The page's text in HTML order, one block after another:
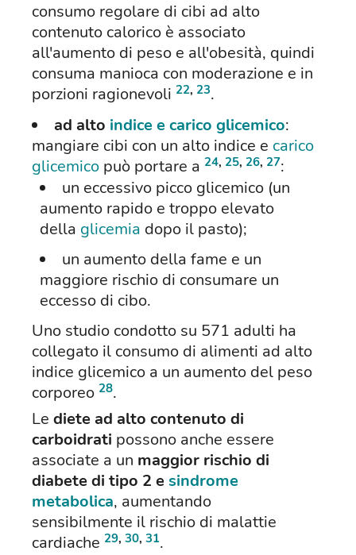
consumo regolare di cibi ad alto
contenuto calorico è associato
all'aumento di peso e all'obesità, quindi
consuma manioca con moderazione e in
porzioni ragionevoli 22, 23.
ad alto indice e carico glicemico:
mangiare cibi con un alto indice e carico
glicemico può portare a 24, 25, 26, 27:
un eccessivo picco glicemico (un
aumento rapido e troppo elevato
della glicemia dopo il pasto);
un aumento della fame e un
maggiore rischio di consumare un
eccesso di cibo.
Uno studio condotto su 571 adulti ha
collegato il consumo di alimenti ad alto
indice glicemico a un aumento del peso
corporeo 28.
Le diete ad alto contenuto di
carboidrati possono anche essere
associate a un maggior rischio di
diabete di tipo 2 esindrome
metabolica, aumentando
sensibilmente il rischio di malattie
cardiache 29, 30, 31.